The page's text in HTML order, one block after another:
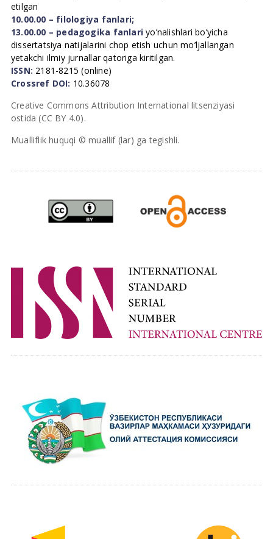
etilgan
10.00.00 – filologiya fanlari;
13.00.00 – pedagogika fanlari yo’nalishlari bo’yicha
dissertatsiya natijalarini chop etish uchun mo’ljallangan
yetakchi ilmiy jurnallar qatoriga kiritilgan.
ISSN: 2181-8215 (online)
Crossref DOI: 10.36078
Creative Commons Attribution International litsenziyasi
ostida (CC BY 4.0).
Mualliflik huquqi © muallif (lar) ga tegishli.